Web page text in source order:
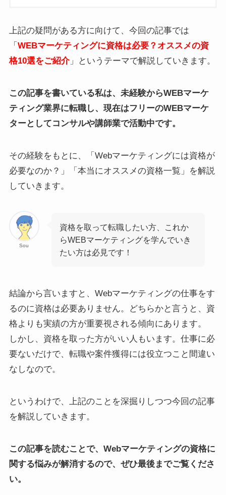
上記の疑問がある方に向けて、今回の記事では
「 WEBマーケティングに資格は必要？オススメの資
格10選をご紹介」というテーマで解説していきます。
この記事を書いている私は、未経験からWEBマーケ
ティング業界に転職し、現在はフリーのWEBマーケ
ターとしてコンサルや講師業で活動中です。
その経験をもとに、「Webマーケティングには資格が
必要なのか？」「本当にオススメの資格一覧」を解説
していきます。
Sou
資格を取って転職したい方、これか
らWEBマーケティングを学んでいき
たい方は必見です！
結論から言いますと、Webマーケティングの仕事をす
るのに資格は必要ありません。どちらかと言うと、資
格よりも実績の方が重要視される傾向にあります。
しかし、資格を取った方がいい人もいます。仕事に必
要ないだけで、転職や案件獲得には役立つこと間違い
なしなので。
というわけで、上記のことを深掘りしつつ今回の記事
を解説していきます。
この記事を読むことで、Webマーケティングの資格に
関する悩みが解消するので、ぜひ最後までご覧くださ
い。